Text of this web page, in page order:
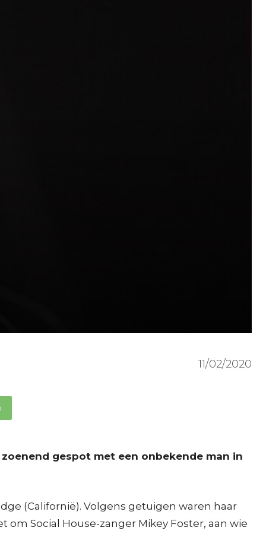
11/02/2020
gespot met een onbekende man in
(Californië). Volgens getuigen waren haar
Social House-zanger Mikey Foster, aan wie